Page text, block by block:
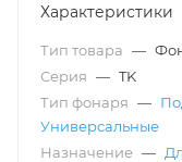
Характеристики
Тип товара —
Серия — TK
Тип фонаря —
Универсальные
Назначение —